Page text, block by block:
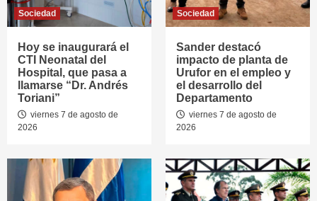
Sociedad
Hoy se inaugurará el
CTI Neonatal del
Hospital, que pasa a
llamarse “Dr. Andrés
Toriani”
viernes 7 de agosto de
2026
Sociedad
Sander destacó
impacto de planta de
Urufor en el empleo y
el desarrollo del
Departamento
viernes 7 de agosto de
2026